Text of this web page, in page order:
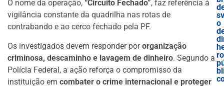
O nome da operação, “Circuito Fechado”, faz referência à
vigilância constante da quadrilha nas rotas de
contrabando e ao cerco fechado pela PF.
Os investigados devem responder pororganização
criminosa, descaminho e lavagem de dinheiro. Segundo a
Polícia Federal, a ação reforça o compromisso da
instituição em combater o crime internacional e proteger
o
ro